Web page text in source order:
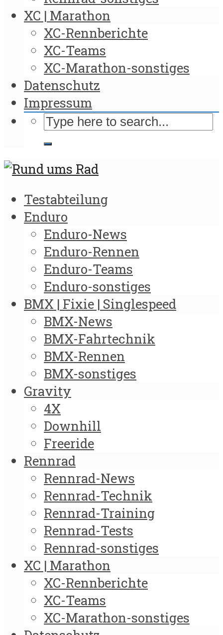
XC | Marathon
XC-Rennberichte
XC-Teams
XC-Marathon-sonstiges
Datenschutz
Impressum
Testabteilung
Enduro
Enduro-News
Enduro-Rennen
Enduro-Teams
Enduro-sonstiges
BMX | Fixie | Singlespeed
BMX-News
BMX-Fahrtechnik
BMX-Rennen
BMX-sonstiges
Gravity
4X
Downhill
Freeride
Rennrad
Rennrad-News
Rennrad-Technik
Rennrad-Training
Rennrad-Tests
Rennrad-sonstiges
XC | Marathon
XC-Rennberichte
XC-Teams
XC-Marathon-sonstiges